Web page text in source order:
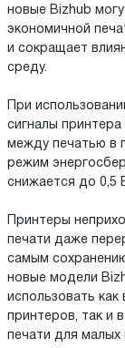
новые Bizhub
экономичной
и сокращает
среду.
При
сигналы
между печатью в
режим
снижается до 0,5
Принтеры
печати даже
самым
новые модели
использовать
принтеров, так и
печати для малых